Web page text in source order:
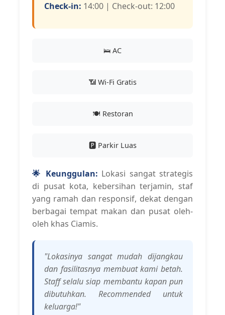
Check-in: 14:00 | Check-out: 12:00
🛌 AC
📶 Wi-Fi Gratis
🍽️ Restoran
🅿️ Parkir Luas
🌟 Keunggulan: Lokasi sangat strategis
di pusat kota, kebersihan terjamin, staf
yang ramah dan responsif, dekat dengan
berbagai tempat makan dan pusat oleh-
oleh khas Ciamis.
"Lokasinya sangat mudah dijangkau
dan fasilitasnya membuat kami betah.
Staff selalu siap membantu kapan pun
dibutuhkan. Recommended untuk
keluarga!"